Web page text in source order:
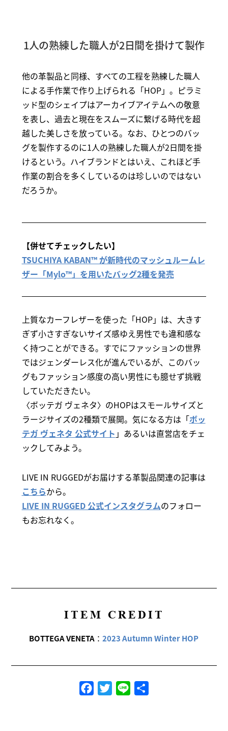
1人の熟練した職人が2日間を掛けて製作
他の革製品と同様、すべての工程を熟練した職人
による手作業で作り上げられる「HOP」。ピラミ
ッド型のシェイプはアーカイブアイテムへの敬意
を表し、過去と現在をスムーズに繋げる時代を超
越した美しさを放っている。なお、ひとつのバッ
グを製作するのに1人の熟練した職人が2日間を掛
けるという。ハイブランドとはいえ、これほど手
作業の割合を多くしているのは珍しいのではない
だろうか。
【併せてチェックしたい】
TSUCHIYA KABAN™ が新時代のマッシュルームレ
ザー「Mylo™」を用いたバッグ2種を発売
上質なカーフレザーを使った「HOP」は、大きす
ぎず小さすぎないサイズ感ゆえ男性でも違和感な
く持つことができる。すでにファッションの世界
ではジェンダーレス化が進んでいるが、このバッ
グもファッション感度の高い男性にも臆せず挑戦
していただきたい。
〈ボッテガ ヴェネタ〉のHOPはスモールサイズと
ラージサイズの2種類で展開。気になる方は「ボッ
テガ ヴェネタ 公式サイト 」あるいは直営店をチェ
ックしてみよう。
LIVE IN RUGGEDがお届けする革製品関連の記事は
こちらから。
LIVE IN RUGGED 公式インスタグラムのフォロー
もお忘れなく。
ITEM CREDIT
BOTTEGA VENETA ：2023 Autumn Winter HOP
FacebookTwitterLine